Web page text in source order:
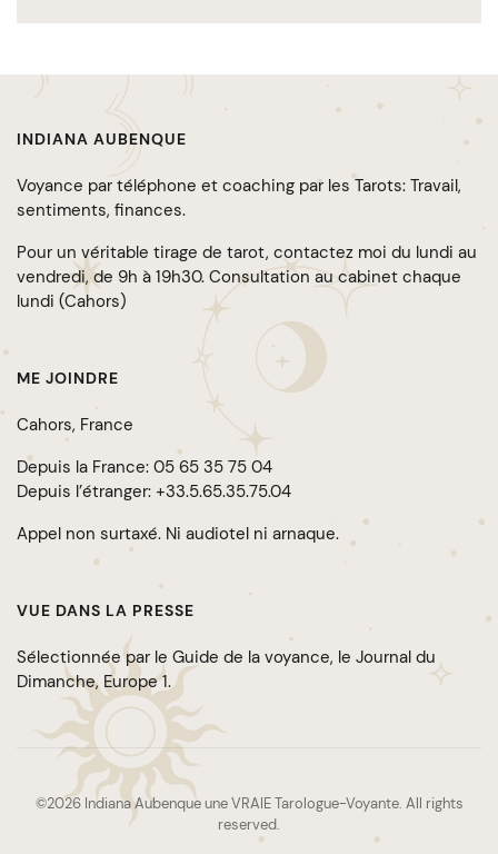
INDIANA AUBENQUE
Voyance par téléphone et coaching par les Tarots: Travail,
sentiments, finances.
Pour un véritable tirage de tarot, contactez moi du lundi au
vendredi, de 9h à 19h30. Consultation au cabinet chaque
lundi (Cahors)
ME JOINDRE
Cahors, France
Depuis la France: 05 65 35 75 04
Depuis l’étranger: +33.5.65.35.75.04
Appel non surtaxé. Ni audiotel ni arnaque.
VUE DANS LA PRESSE
Sélectionnée par le Guide de la voyance, le Journal du
Dimanche, Europe 1.
©2026 Indiana Aubenque une VRAIE Tarologue-Voyante. All rights
reserved.